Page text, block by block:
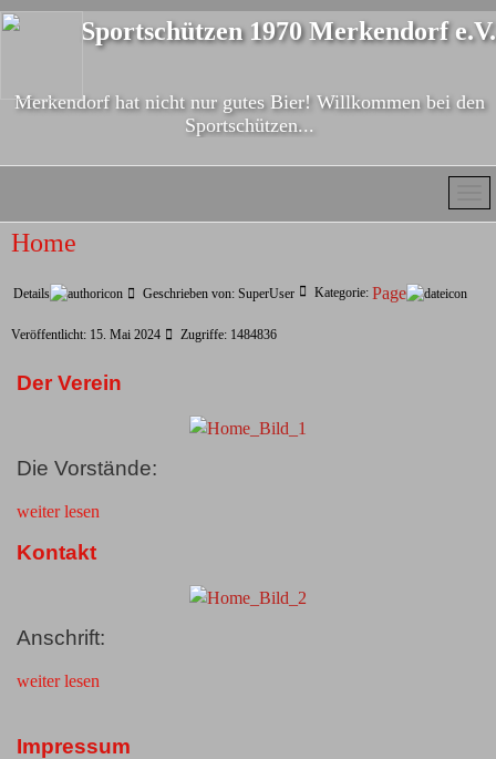
Sportschützen 1970 Merkendorf e.V.
Merkendorf hat nicht nur gutes Bier! Willkommen bei den
Sportschützen...
Home
Details Geschrieben von: SuperUser Kategorie: Page
Veröffentlicht: 15. Mai 2024 Zugriffe: 1484836
Der Verein
Die Vorstände:
weiter lesen
Kontakt
Anschrift:
weiter lesen
Impressum